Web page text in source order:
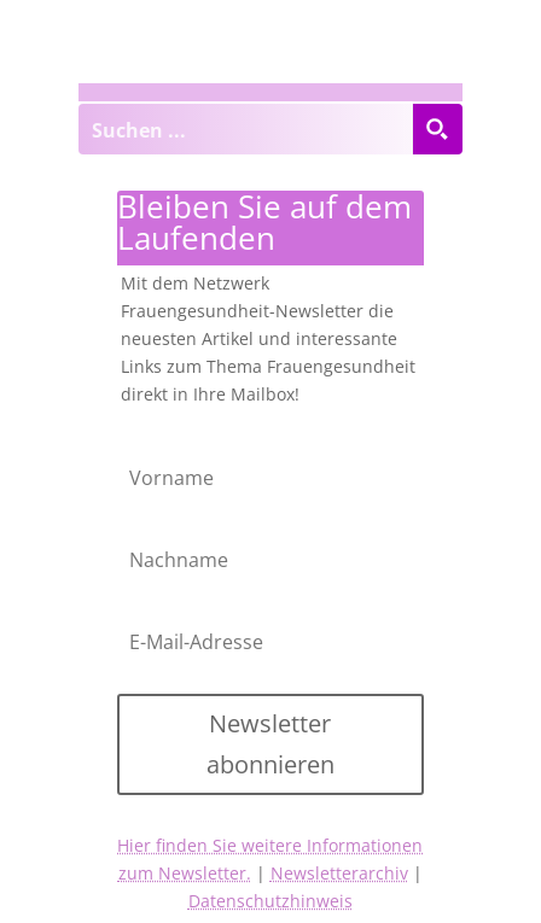
Bleiben Sie auf dem
Laufenden
Mit dem Netzwerk
Frauengesundheit-Newsletter die
neuesten Artikel und interessante
Links zum Thema Frauengesundheit
direkt in Ihre Mailbox!
Newsletter
abonnieren
Hier finden Sie weitere Informationen
zum Newsletter. | Newsletterarchiv|
Datenschutzhinweis